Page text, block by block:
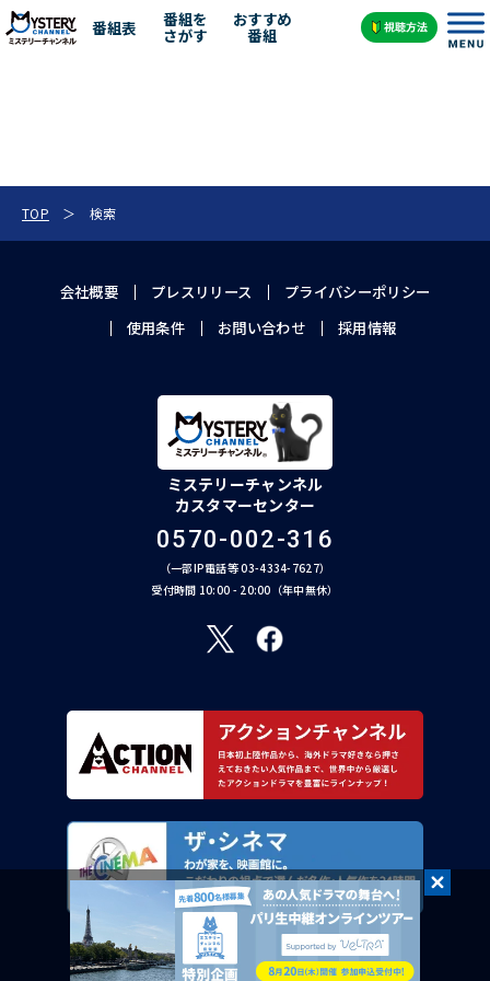
番組表 番組を
さがす
おすすめ
番組
SEARCH
TOP 検索
会社概要 プレスリリース
プライバシーポリシー
使用条件
お問い合わせ 採用情報
ミステリーチャンネル
カスタマーセンター
0570-002-316
（一部IP電話等 03-4334-7627）
受付時間 10:00 - 20:00（年中無休）
©︎ AXN Entertainment Co., Ltd. All Rights Reserved.